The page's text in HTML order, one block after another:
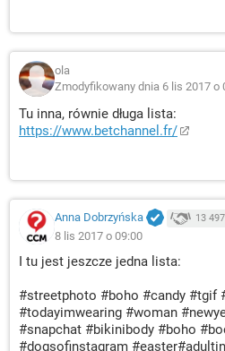
ola
Zmodyfikowany dnia 6 lis 2017 o
Tu inna, równie długa lista:
https://www.betchannel.fr/
Anna Dobrzyńska 13 497
8 lis 2017 o 09:00
I tu jest jeszcze jedna lista:
#streetphoto #boho #candy #tgif
#todayimwearing #woman
#snapchat #bikinibody #boho
#dogsofinstagram